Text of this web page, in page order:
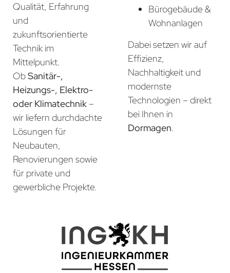
Qualität, Erfahrung
und
zukunftsorientierte
Technik im
Mittelpunkt.
ObSanitär-,
Heizungs-, Elektro-
oder Klimatechnik –
wir liefern durchdachte
Lösungen für
Neubauten,
Renovierungen sowie
für private und
gewerbliche Projekte.
Bürogebäude &
Wohnanlagen
Dabei setzen wir auf
Effizienz,
Nachhaltigkeit und
modernste
Technologien – direkt
bei Ihnen in
Dormagen.